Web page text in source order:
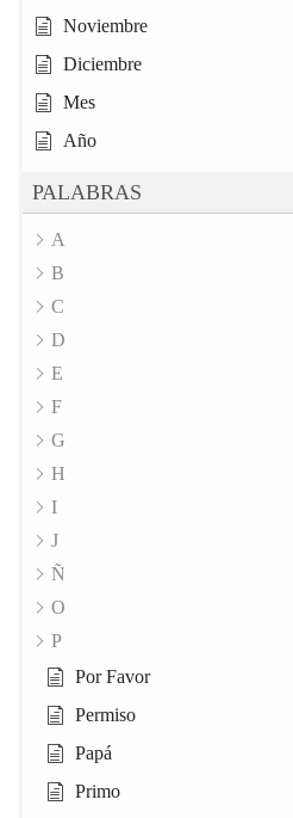
Noviembre
Diciembre
Mes
Año
PALABRAS
A
B
C
D
E
F
G
H
I
J
Ñ
O
P
Por Favor
Permiso
Papá
Primo